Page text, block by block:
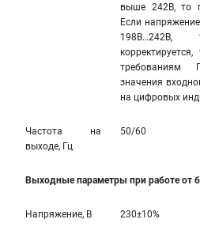
выше 242В, то
Если
требованиям
значения
на цифровых
Частота на
выходе, Гц
50/60
Выходные параметры при работе от
Напряжение, В 230±10%